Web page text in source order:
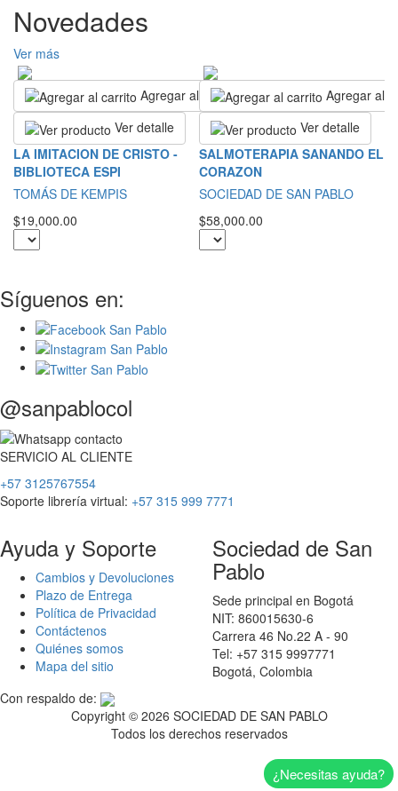
Novedades
Ver más
Agregar al carrito
Ver detalle
LA IMITACION DE CRISTO -
BIBLIOTECA ESPI
TOMÁS DE KEMPIS
$19,000.00
Agregar al
Ver detalle
SALMOTERAPIA SANANDO EL
CORAZON
SOCIEDAD DE SAN PABLO
$58,000.00
Síguenos en:
@sanpablocol
SERVICIO AL CLIENTE
+57 3125767554
Soporte librería virtual: +57 315 999 7771
Ayuda y Soporte
Cambios y Devoluciones
Plazo de Entrega
Política de Privacidad
Contáctenos
Quiénes somos
Mapa del sitio
Sociedad de San
Pablo
Sede principal en Bogotá
NIT: 860015630-6
Carrera 46 No.22 A - 90
Tel: +57 315 9997771
Bogotá, Colombia
Con respaldo de:
Copyright © 2026 SOCIEDAD DE SAN PABLO
Todos los derechos reservados
¿Necesitas ayuda?